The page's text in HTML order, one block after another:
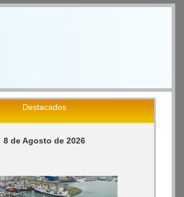
Destacados
8 de Agosto de 2026